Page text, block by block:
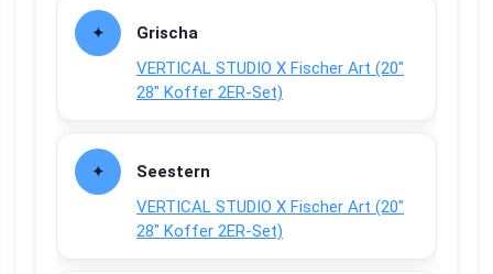
Grischa
VERTICAL STUDIO X Fischer Art (20″
28″ Koffer 2ER-Set)
Seestern
VERTICAL STUDIO X Fischer Art (20″
28″ Koffer 2ER-Set)